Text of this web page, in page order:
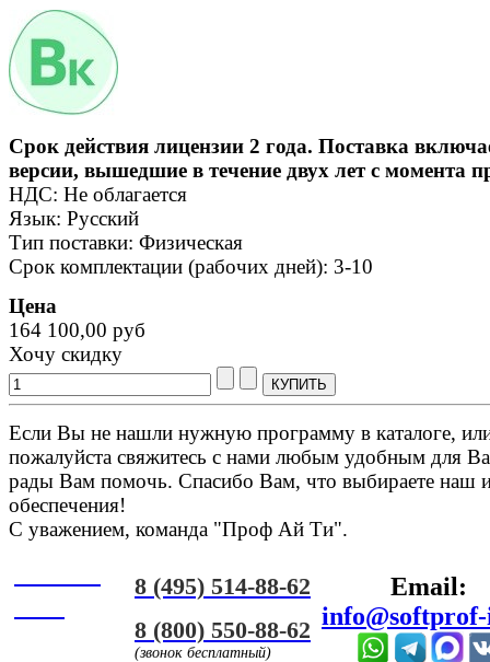
Срок действия лицензии 2 года. Поставка
версии, вышедшие в течение двух лет с момента
НДС: Не облагается
Язык: Русский
Тип поставки: Физическая
Срок комплектации (рабочих дней): 3-10
Цена
164 100,00 руб
Хочу скидку
Если Вы не нашли нужную программу в каталоге,
пожалуйста свяжитесь с нами любым удобным для
рады Вам помочь. Спасибо Вам, что выбираете наш
обеспечения!
С уважением, команда "Проф Ай Ти".
8 (495) 514-88-62
8 (800) 550-88-62
(звонок бесплатный)
Email: